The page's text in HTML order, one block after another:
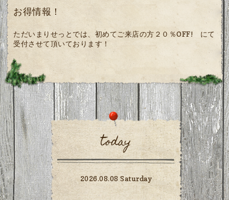
お得情報！
ただいまりせっとでは、初めてご来店の方２０％OFF! にて
受付させて頂いております！
today
2026.08.08 Saturday